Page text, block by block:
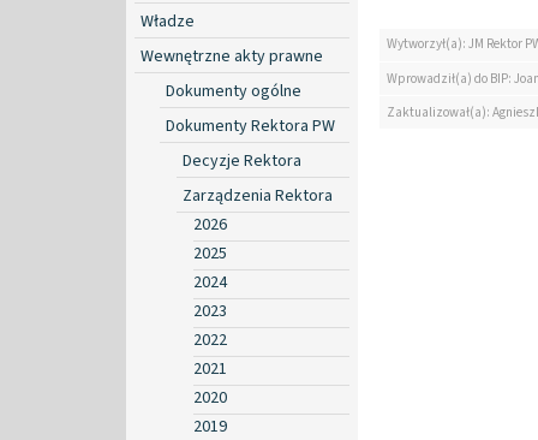
Władze
Wewnętrzne akty prawne
Dokumenty ogólne
Dokumenty Rektora PW
Decyzje Rektora
Zarządzenia Rektora
2026
2025
2024
2023
2022
2021
2020
2019
Wytworzył(a): JM Rektor
Wprowadził(a) do BIP:
Zaktualizował(a):